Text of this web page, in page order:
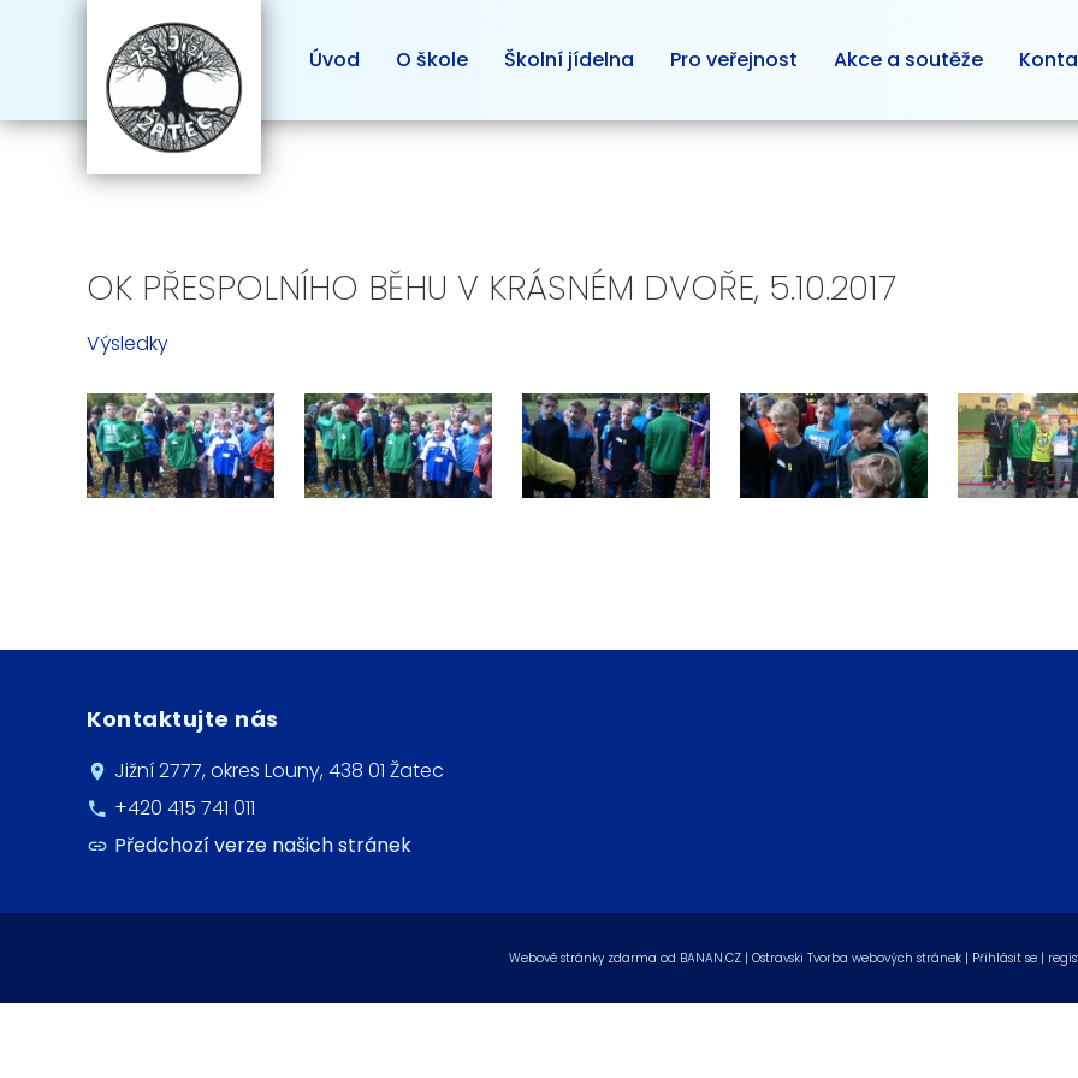
Úvod O škole Školní jídelna Pro veřejnost Akce a soutěže
OK PŘESPOLNÍHO BĚHU V KRÁSNÉM DVOŘE, 5.10.2017
Výsledky
Kontaktujte nás
Jižní 2777, okres Louny, 438 01 Žatec
+420 415 741 011
Předchozí verze našich stránek
Webové stránky zdarma od BANAN.CZ| Ostravski Tvorba webových stránek | Přihlásit se |